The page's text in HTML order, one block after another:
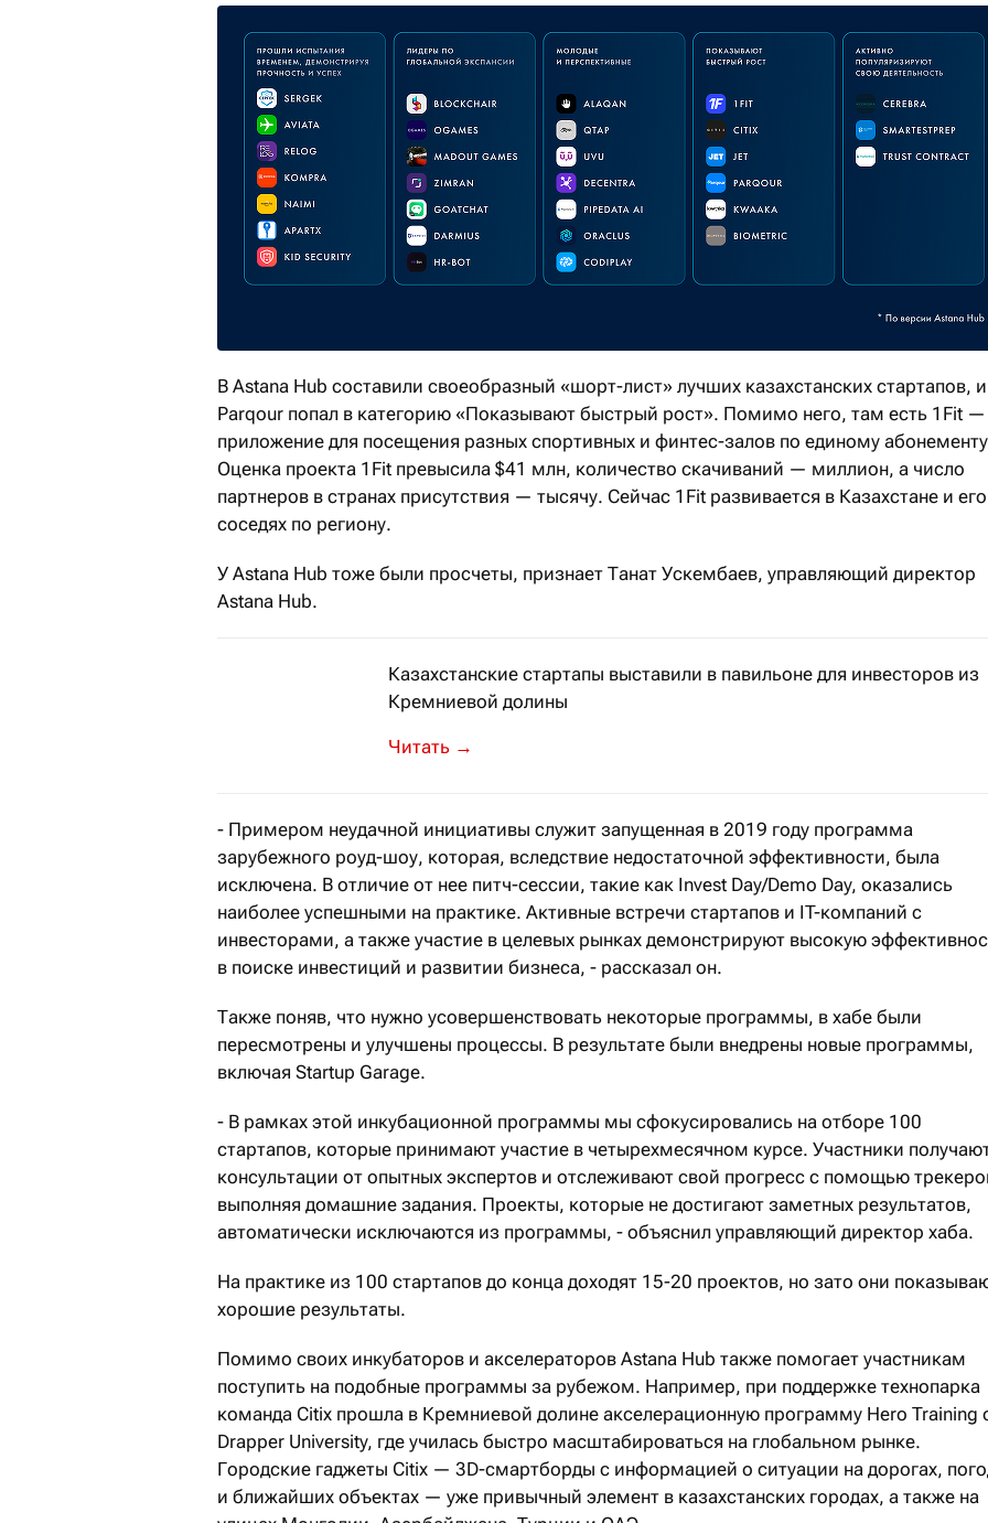
В Astana Hub составили своеобразный «шорт-лист» лучших казахстанских стартапов, и
Parqour попал в категорию «Показывают быстрый рост». Помимо него, там есть 1Fit —
приложение для посещения разных спортивных и финтес-залов по единому
Оценка проекта 1Fit превысила $41 млн, количество скачиваний — миллион, а число
партнеров в странах присутствия — тысячу. Сейчас 1Fit развивается в Казахстане и его
соседях по региону.
У Astana Hub тоже были просчеты, признает Танат Ускембаев, управляющий директор
Astana Hub.
Казахстанские стартапы выставили в павильоне для инвесторов из
Кремниевой долины
В TechCrunch Disrupt 2023 - крупнейшей международной
→
- Примером неудачной инициативы служит запущенная в 2019 году программа
зарубежного роуд-шоу, которая, вследствие недостаточной эффективности, была
исключена. В отличие от нее питч-сессии, такие как Invest Day/Demo Day, оказались
наиболее успешными на практике. Активные встречи стартапов и IT-компаний с
инвесторами, а также участие в целевых рынках демонстрируют высокую
в поиске инвестиций и развитии бизнеса, - рассказал он.
Также поняв, что нужно усовершенствовать некоторые программы, в хабе были
пересмотрены и улучшены процессы. В результате были внедрены новые программы,
включая Startup Garage.
- В рамках этой инкубационной программы мы сфокусировались на отборе 100
стартапов, которые принимают участие в четырехмесячном курсе. Участники
консультации от опытных экспертов и отслеживают свой прогресс с помощью
выполняя домашние задания. Проекты, которые не достигают заметных результатов,
автоматически исключаются из программы, - объяснил управляющий директор хаба.
На практике из 100 стартапов до конца доходят 15-20 проектов, но зато они
хорошие результаты.
Помимо своих инкубаторов и акселераторов Astana Hub также помогает участникам
поступить на подобные программы за рубежом. Например, при поддержке технопарка
команда Citix прошла в Кремниевой долине акселерационную программу Hero Training
Drapper University, где училась быстро масштабироваться на глобальном рынке.
Городские гаджеты Citix — 3D-смартборды с информацией о ситуации на дорогах,
и ближайших объектах — уже привычный элемент в казахстанских городах, а также на